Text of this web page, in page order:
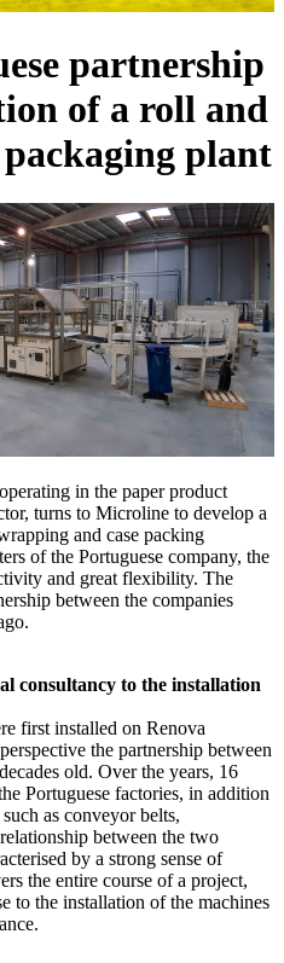
partnership
of a roll and
plant
in the paper product
turns to Microline to develop a
and case packing
of the Portuguese company, the
and great flexibility. The
between the companies
consultancy to the installation
first installed on Renova
the partnership between
old. Over the years, 16
Portuguese factories, in addition
as conveyor belts,
between the two
by a strong sense of
the entire course of a project,
to the installation of the machines